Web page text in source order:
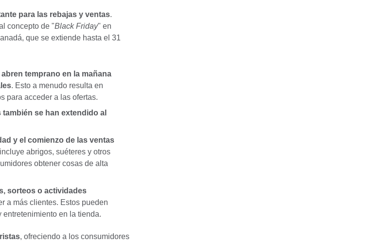
para las rebajas y ventas.
concepto de "Black Friday" en
que se extiende hasta el 31
temprano en la mañana
. Esto a menudo resulta en
para acceder a las ofertas.
también se han extendido al
y el comienzo de las ventas
abrigos, suéteres y otros
obtener cosas de alta
sorteos o actividades
a más clientes. Estos pueden
en la tienda.
, ofreciendo a los consumidores